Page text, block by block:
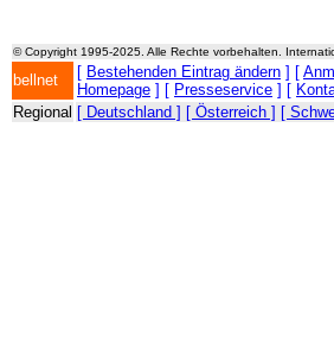
© Copyright 1995-2025. Alle Rechte vorbehalten.
bellnet [ Bestehenden Eintrag ändern ] [
Homepage ] [ Presseservice ] [
Regional [ Deutschland ] [ Österreich ] [